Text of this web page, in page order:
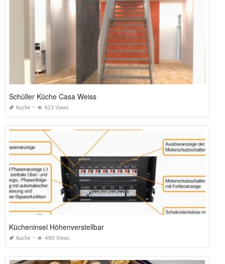
Schüller Küche Casa Weiss
Kuche 623 Views
Kücheninsel Höhenverstellbar
Kuche 480 Views